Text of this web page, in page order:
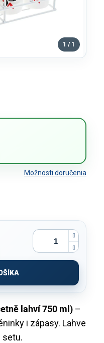
1 / 1
Možnosti doručenia
lahví 750 ml) –
i zápasy. Lahve
setu.